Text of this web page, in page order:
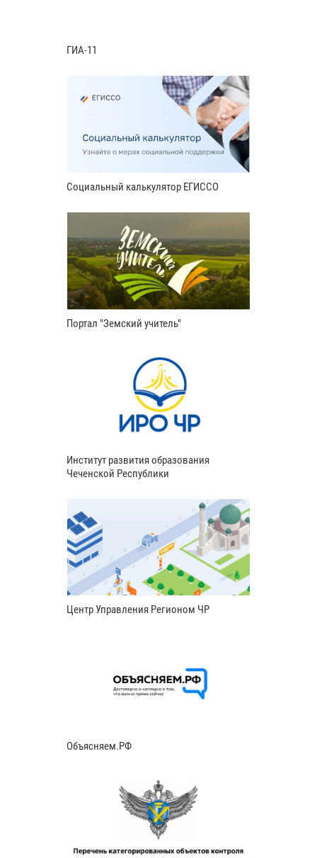
ГИА-11
Социальный калькулятор ЕГИССО
Портал "Земский учитель"
Институт развития образования
Чеченской Республики
Центр Управления Регионом ЧР
Объясняем.РФ